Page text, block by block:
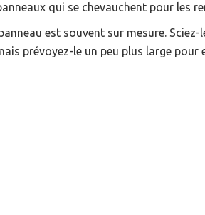
qui se chevauchent pour les
est souvent sur mesure. Sciez-
prévoyez-le un peu plus large pour